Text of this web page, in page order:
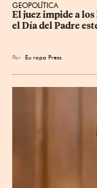
GEOPOLÍTICA
El juez impide a
el Día del Padre
Por Eu ropa Press